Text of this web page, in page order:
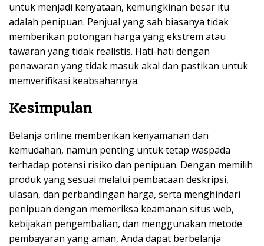
untuk menjadi kenyataan, kemungkinan besar itu
adalah penipuan. Penjual yang sah biasanya tidak
memberikan potongan harga yang ekstrem atau
tawaran yang tidak realistis. Hati-hati dengan
penawaran yang tidak masuk akal dan pastikan untuk
memverifikasi keabsahannya.
Kesimpulan
Belanja online memberikan kenyamanan dan
kemudahan, namun penting untuk tetap waspada
terhadap potensi risiko dan penipuan. Dengan memilih
produk yang sesuai melalui pembacaan deskripsi,
ulasan, dan perbandingan harga, serta menghindari
penipuan dengan memeriksa keamanan situs web,
kebijakan pengembalian, dan menggunakan metode
pembayaran yang aman, Anda dapat berbelanja